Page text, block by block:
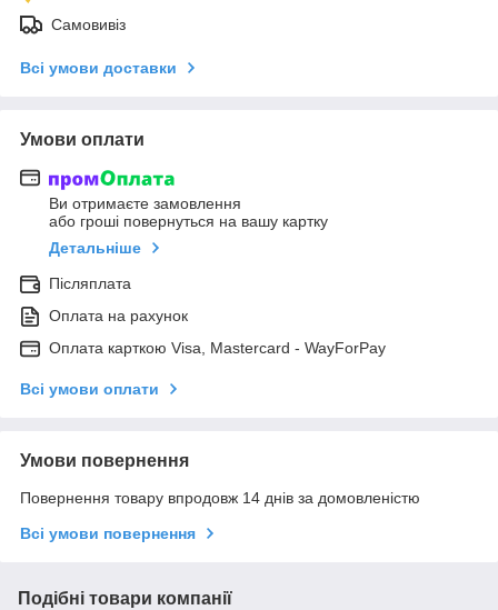
Самовивіз
Всі умови доставки
Умови оплати
Ви отримаєте замовлення
або гроші повернуться на вашу картку
Детальніше
Післяплата
Оплата на рахунок
Оплата карткою Visa, Mastercard - WayForPay
Всі умови оплати
Умови повернення
Повернення товару впродовж 14 днів за домовленістю
Всі умови повернення
Подібні товари компанії